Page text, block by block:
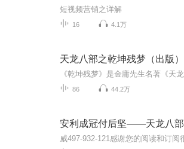
短视频营销之详解
16 4.1万
天龙八部之乾坤残梦（出版）
86 44.2万
安利成冠付后坚——天龙八部